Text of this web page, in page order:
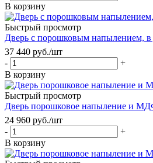
В корзину
Быстрый просмотр
Дверь с порошковым напылением, в
37 440 руб./шт
-
+
В корзину
Быстрый просмотр
Дверь порошковое напыление и
24 960 руб./шт
-
+
В корзину